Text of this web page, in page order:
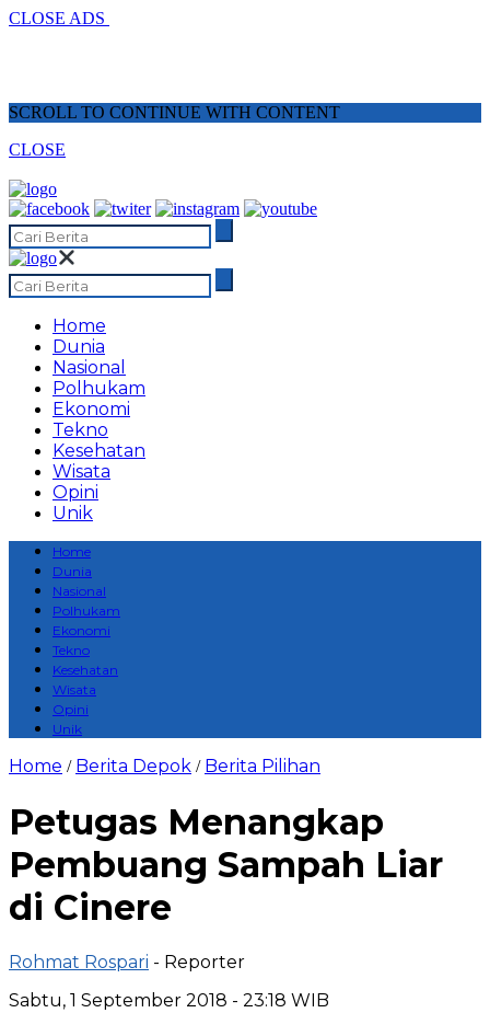
CLOSE ADS
SCROLL TO CONTINUE WITH CONTENT
CLOSE
Home
Dunia
Nasional
Polhukam
Ekonomi
Tekno
Kesehatan
Wisata
Opini
Unik
Home
Dunia
Nasional
Polhukam
Ekonomi
Tekno
Kesehatan
Wisata
Opini
Unik
Home / Berita Depok / Berita Pilihan
Petugas Menangkap
Pembuang Sampah Liar
di Cinere
Rohmat Rospari - Reporter
Sabtu, 1 September 2018 - 23:18 WIB